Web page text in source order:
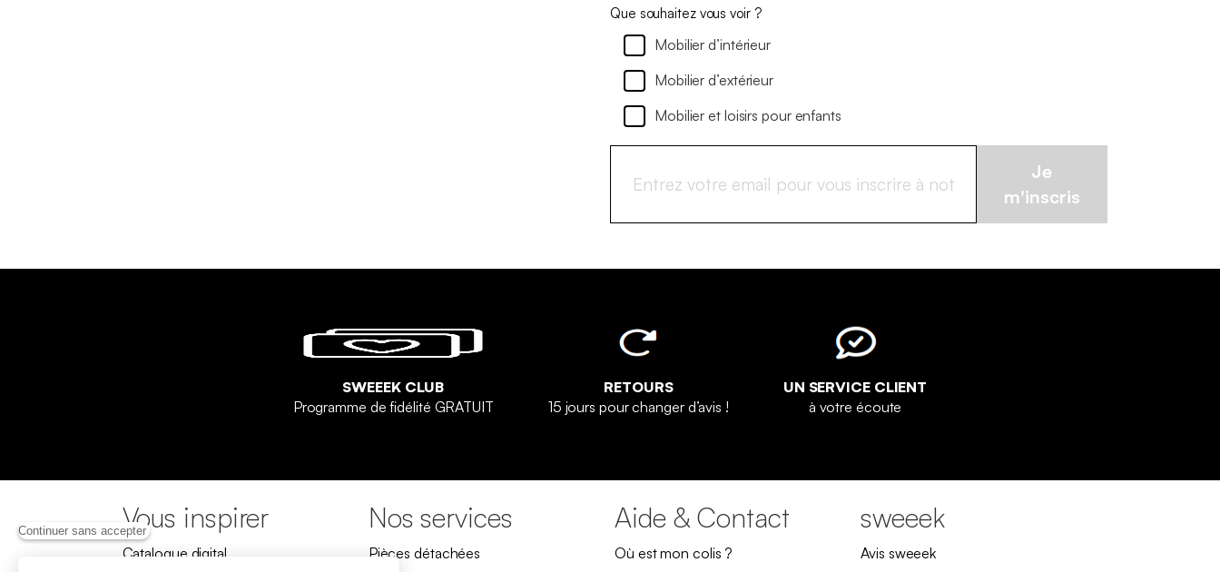
Continuer sans accepter
Que souhaitez vous voir ?
Mobilier d’intérieur
Mobilier d’extérieur
Mobilier et loisirs pour enfants
Je
m'inscris
SWEEEK CLUB
Programme de fidélité GRATUIT
RETOURS
15 jours pour changer d’avis !
UN SERVICE CLIENT
à votre écoute
Vous inspirer
Catalogue digital
Nos services
Pièces détachées
Aide & Contact
Où est mon colis ?
sweeek
Avis sweeek